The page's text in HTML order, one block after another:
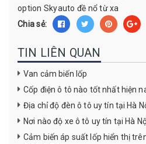
option Skyauto đề nổ từ xa
Chia sẻ:
TIN LIÊN QUAN
Van cảm biến lốp
Cốp điện ô tô nào tốt nhất hiện
Địa chỉ độ đèn ô tô uy tín tại Hà
Nơi nào độ xe ô tô uy tín tại Hà
Cảm biến áp suất lốp hiển thị